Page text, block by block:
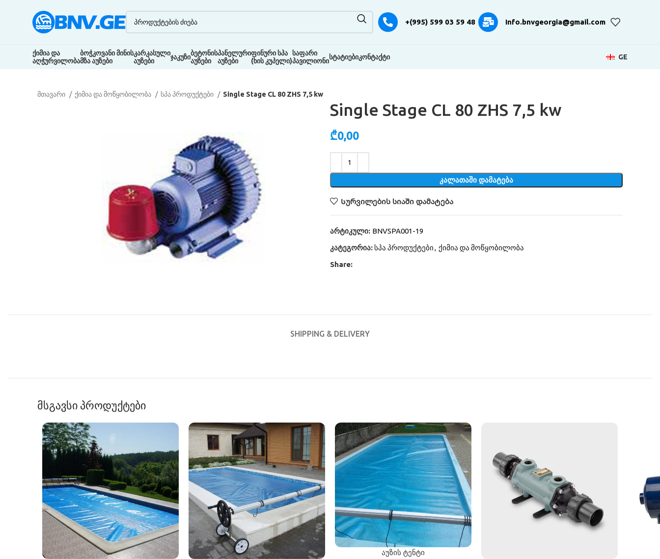
+(995) 599 03 59 48 Info.bnvgeorgia@gmail.com
ქიმია და
აღჭურვილობა
ბოჭკოვანი მინის
მზა აუზები
კარკასული
აუზები
ჯაკუზიბეტონის
აუზები
პანელური
აუზები
ფინური სპა
(ხის კუპელი)
საფარი
პავილიონისტატიებიკონტაქტი GE
მთავარი ქიმია და მოწყობილობა სპა პროდუქტები Single Stage CL 80 ZHS 7,5 kw
Single Stage CL 80 ZHS 7,5 kw
₾0,00
ᲙᲐᲚᲐᲗᲐᲨᲘ ᲓᲐᲛᲐᲢᲔᲑᲐ
Სურვილების სიაში დამატება
არტიკული: BNVSPA001-19
კატეგორია: სპა პროდუქტები, ქიმია და მოწყობილობა
Share:
SHIPPING & DELIVERY
მსგავსი პროდუქტები
ᲙᲐᲚᲐᲗᲐᲨᲘ ᲓᲐᲛᲐᲢᲔᲑᲐაუზის ტენტი